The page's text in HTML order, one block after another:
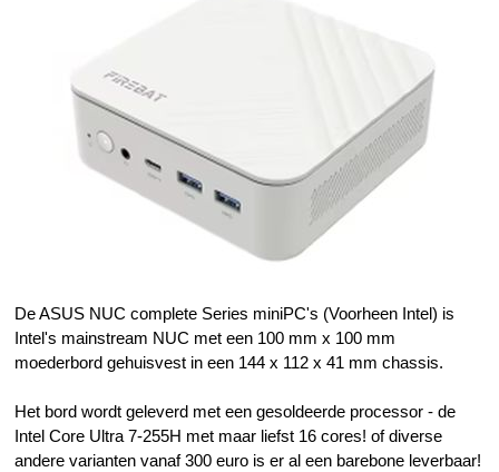
De ASUS NUC complete Series miniPC's (Voorheen Intel) is
Intel's mainstream NUC met een 100 mm x 100 mm
moederbord gehuisvest in een 144 x 112 x 41 mm chassis.
Het bord wordt geleverd met een gesoldeerde processor - de
Intel Core Ultra 7-255H met maar liefst 16 cores! of diverse
andere varianten vanaf 300 euro is er al een barebone leverbaar!